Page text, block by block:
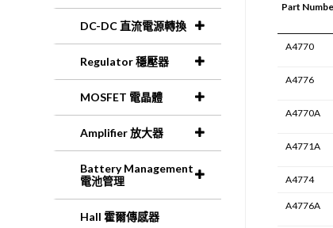
Part
A4770
A4776
A4770A
A4771A
A4774
A4776A
DC-DC 直流電源轉換
Regulator 穩壓器
MOSFET 電晶體
Amplifier 放大器
Battery Management
電池管理
Hall 霍爾傳感器